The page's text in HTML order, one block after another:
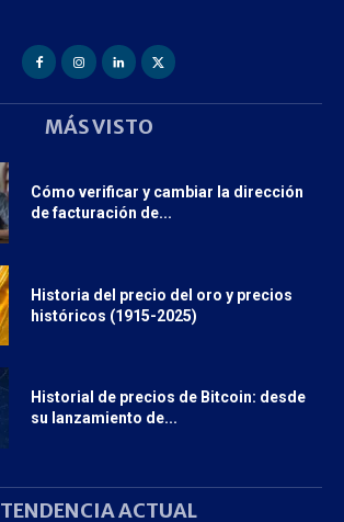
MÁS VISTO
Cómo verificar y cambiar la dirección
de facturación de...
Historia del precio del oro y precios
históricos (1915-2025)
Historial de precios de Bitcoin: desde
su lanzamiento de...
TENDENCIA ACTUAL